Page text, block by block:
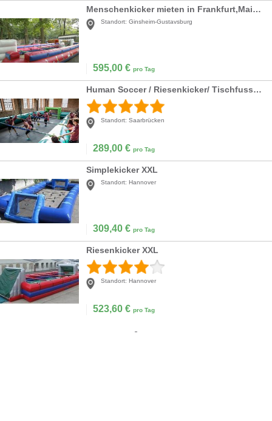
Menschenkicker mieten in Frankfurt,Mainz,Wiesbade
Standort: Ginsheim-Gustavsburg
595,00 € pro Tag
Human Soccer / Riesenkicker/ Tischfussball/ Kicker/ Menschenkicker
Standort: Saarbrücken
289,00 € pro Tag
Simplekicker XXL
Standort: Hannover
309,40 € pro Tag
Riesenkicker XXL
Standort: Hannover
523,60 € pro Tag